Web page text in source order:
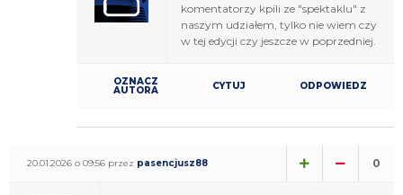
komentatorzy kpili ze "spektaklu" z
naszym udziałem, tylko nie wiem czy
w tej edycji czy jeszcze w poprzedniej.
OZNACZ
AUTORA CYTUJ ODPOWIEDZ
20.01.2026 o 09:56 przez pasencjusz88 0